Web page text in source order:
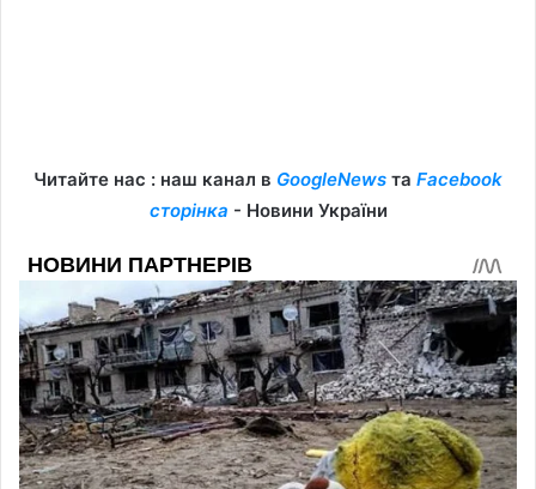
Читайте нас : наш канал в GoogleNews та Facebook
сторінка - Новини України